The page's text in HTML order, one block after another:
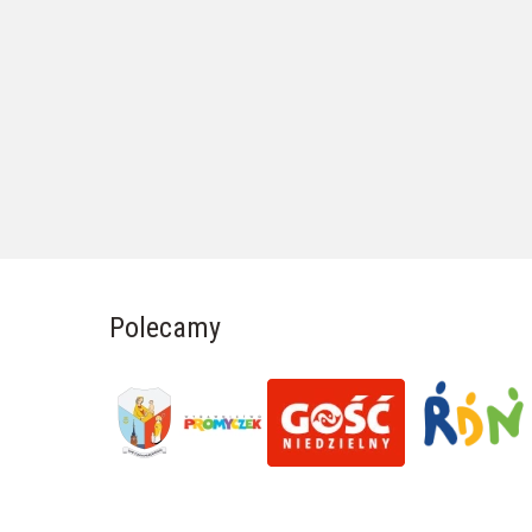
Polecamy